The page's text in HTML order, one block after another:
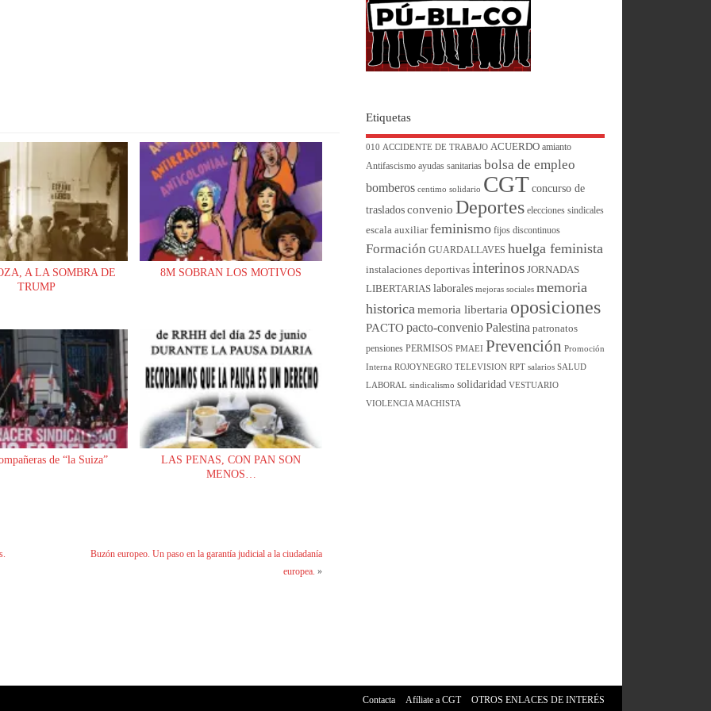
A LA SOMBRA DE
TRUMP
8M SOBRAN LOS MOTIVOS
de “la Suiza”
LAS PENAS, CON PAN SON
MENOS…
Buzón europeo. Un paso en la garantía judicial a la ciudadanía
europea. »
Etiquetas
010 ACCIDENTE DE TRABAJO ACUERDO amianto
Antifascismo ayudas sanitarias bolsa de empleo
bomberos centimo solidario CGT concurso de
traslados convenio Deportes elecciones sindicales
escala auxiliar feminismo fijos discontinuos
Formación GUARDALLAVES huelga feminista
instalaciones deportivas interinos JORNADAS
LIBERTARIAS laborales mejoras sociales memoria
historica memoria libertaria oposiciones
PACTO pacto-convenio Palestina patronatos
pensiones PERMISOS PMAEI Prevención Promoción
Interna ROJOYNEGRO TELEVISION RPT salarios SALUD
LABORAL sindicalismo solidaridad VESTUARIO
VIOLENCIA MACHISTA
Contacta Afíliate a CGT OTROS ENLACES DE INTERÉS